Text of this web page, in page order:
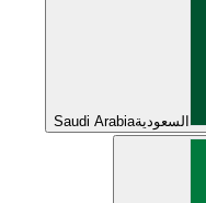
السعوديةSaudi Arabia